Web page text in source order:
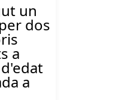
un
dos
a
a